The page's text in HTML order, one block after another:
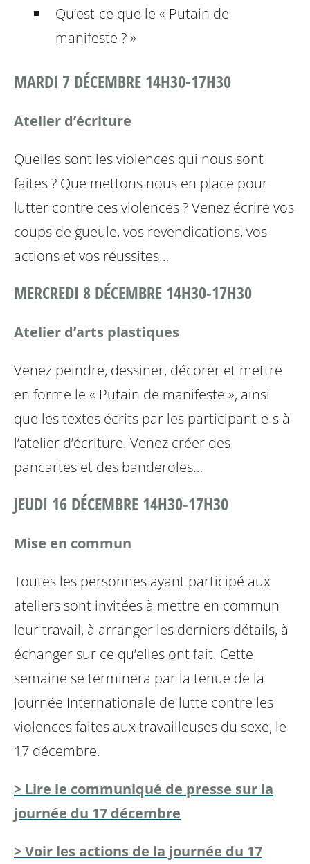
Qu’est-ce que le « Putain de
manifeste ? »
MARDI 7 DÉCEMBRE 14H30-17H30
Atelier d’écriture
Quelles sont les violences qui nous sont
faites ? Que mettons nous en place pour
lutter contre ces violences ?Venez écrire vos
coups de gueule, vos revendications, vos
actions et vos réussites…
MERCREDI 8 DÉCEMBRE 14H30-17H30
Atelier d’arts plastiques
Venez peindre, dessiner, décorer et mettre
en forme le « Putain de manifeste », ainsi
que les textes écrits par les participant-e-s à
l’atelier d’écriture. Venez créer des
pancartes et des banderoles…
JEUDI 16 DÉCEMBRE 14H30-17H30
Mise en commun
Toutes les personnes ayant participé aux
ateliers sont invitées à mettre en commun
leur travail, à arranger les derniers détails, à
échanger sur ce qu’elles ont fait. Cette
semaine se terminera par la tenue de la
Journée Internationale de lutte contre les
violences faites auxtravailleuses du sexe, le
17 décembre.
> Lire le communiqué de presse sur la
journée du 17 décembre
> Voir les actions de la journée du 17